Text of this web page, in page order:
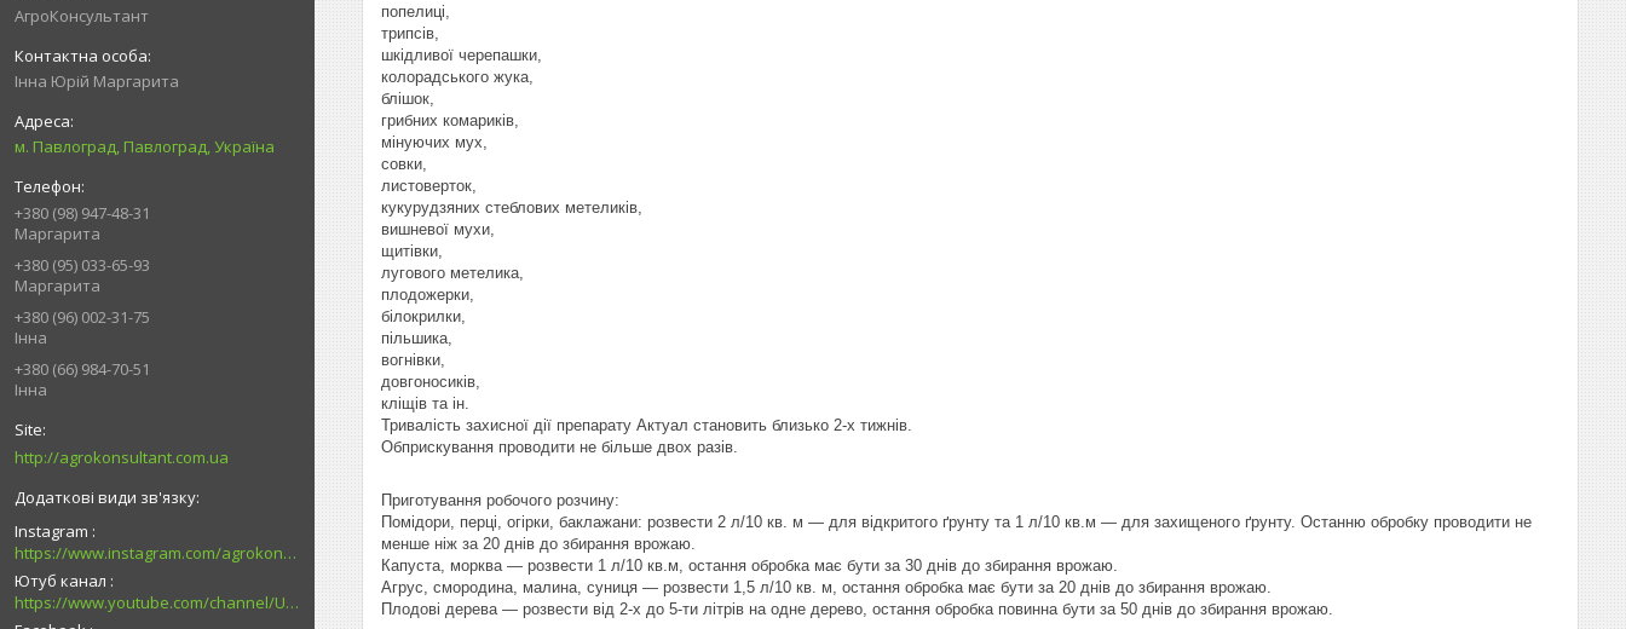
АгроКонсультант
Інна Юрій Маргарита
м. Павлоград, Павлоград, Україна
+380 (98) 947-48-31
Маргарита
+380 (95) 033-65-93
Маргарита
+380 (96) 002-31-75
Інна
+380 (66) 984-70-51
Інна
http://agrokonsultant.com.ua
Instagram
https://www.instagram.com/agrokonsultant.com.ua
Ютуб канал
https://www.youtube.com/channel/UCsMskbYs7K45z-_p_4_grmQ
попелиці,
трипсів,
шкідливої ​​черепашки,
колорадського жука,
блішок,
грибних комариків,
мінуючих мух,
совки,
листоверток,
кукурудзяних стеблових метеликів,
вишневої мухи,
щитівки,
лугового метелика,
плодожерки,
білокрилки,
пільшика,
вогнівки,
довгоносиків,
кліщів та ін.
Тривалість захисної дії препарату Актуал становить близько 2-х тижнів.
Обприскування проводити не більше двох разів.
Приготування робочого розчину:
Помідори, перці, огірки, баклажани: розвести 2 л/10 кв. м — для відкритого ґрунту та 1 л/10 кв.м — для захищеного ґрунту. Останню обробку проводити не
менше ніж за 20 днів до збирання врожаю.
Капуста, морква — розвести 1 л/10 кв.м, остання обробка має бути за 30 днів до збирання врожаю.
Агрус, смородина, малина, суниця — розвести 1,5 л/10 кв. м, остання обробка має бути за 20 днів до збирання врожаю.
Плодові дерева — розвести від 2-х до 5-ти літрів на одне дерево, остання обробка повинна бути за 50 днів до збирання врожаю.